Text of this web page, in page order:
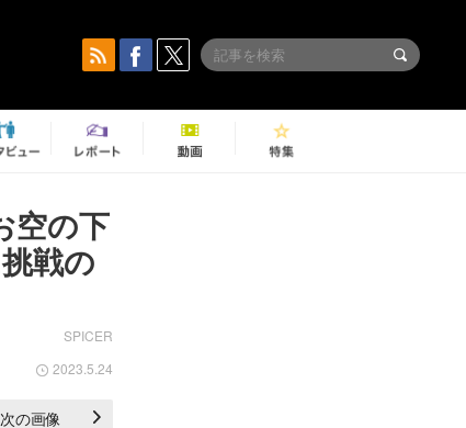
空の下
戦の
SPICER
2023.5.24
次の画像